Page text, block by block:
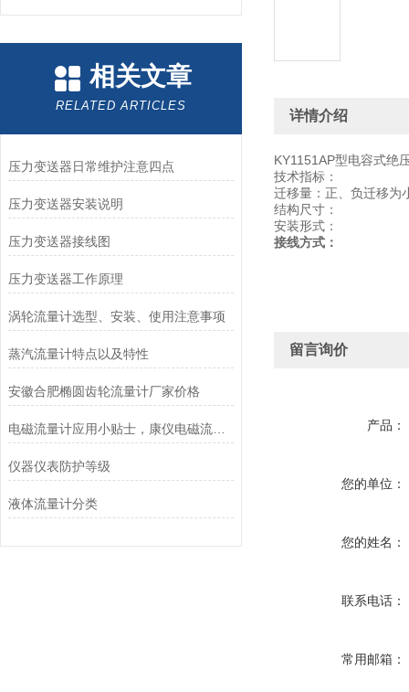
相关文章
RELATED ARTICLES
压力变送器日常维护注意四点
压力变送器安装说明
压力变送器接线图
压力变送器工作原理
涡轮流量计选型、安装、使用注意事项
蒸汽流量计特点以及特性
安徽合肥椭圆齿轮流量计厂家价格
电磁流量计应用小贴士，康仪电磁流量计
仪器仪表防护等级
液体流量计分类
详情介绍
KY1151AP型电容式绝
技术指标：
迁移量：正、负迁移为
结构尺寸：
安装形式：
接线方式：
留言询价
产品：
您的单位：
您的姓名：
联系电话：
常用邮箱：